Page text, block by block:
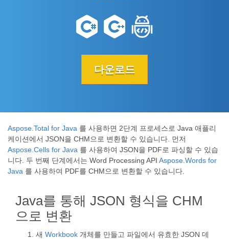
다운로드
Aspose.Total for Java 를 사용하면 2단계 프로세스로 Java 애플리
케이션에서 JSON을 CHM으로 변환할 수 있습니다. 먼저
Aspose.Cells for Java 를 사용하여 JSON을 PDF로 파싱할 수 있습
니다. 두 번째 단계에서는 Word Processing API Aspose.Words for
Java 를 사용하여 PDF를 CHM으로 변환할 수 있습니다.
Java를 통해 JSON 형식을 CHM
으로 변환
새 Workbook 개체를 만들고 파일에서 유효한 JSON 데